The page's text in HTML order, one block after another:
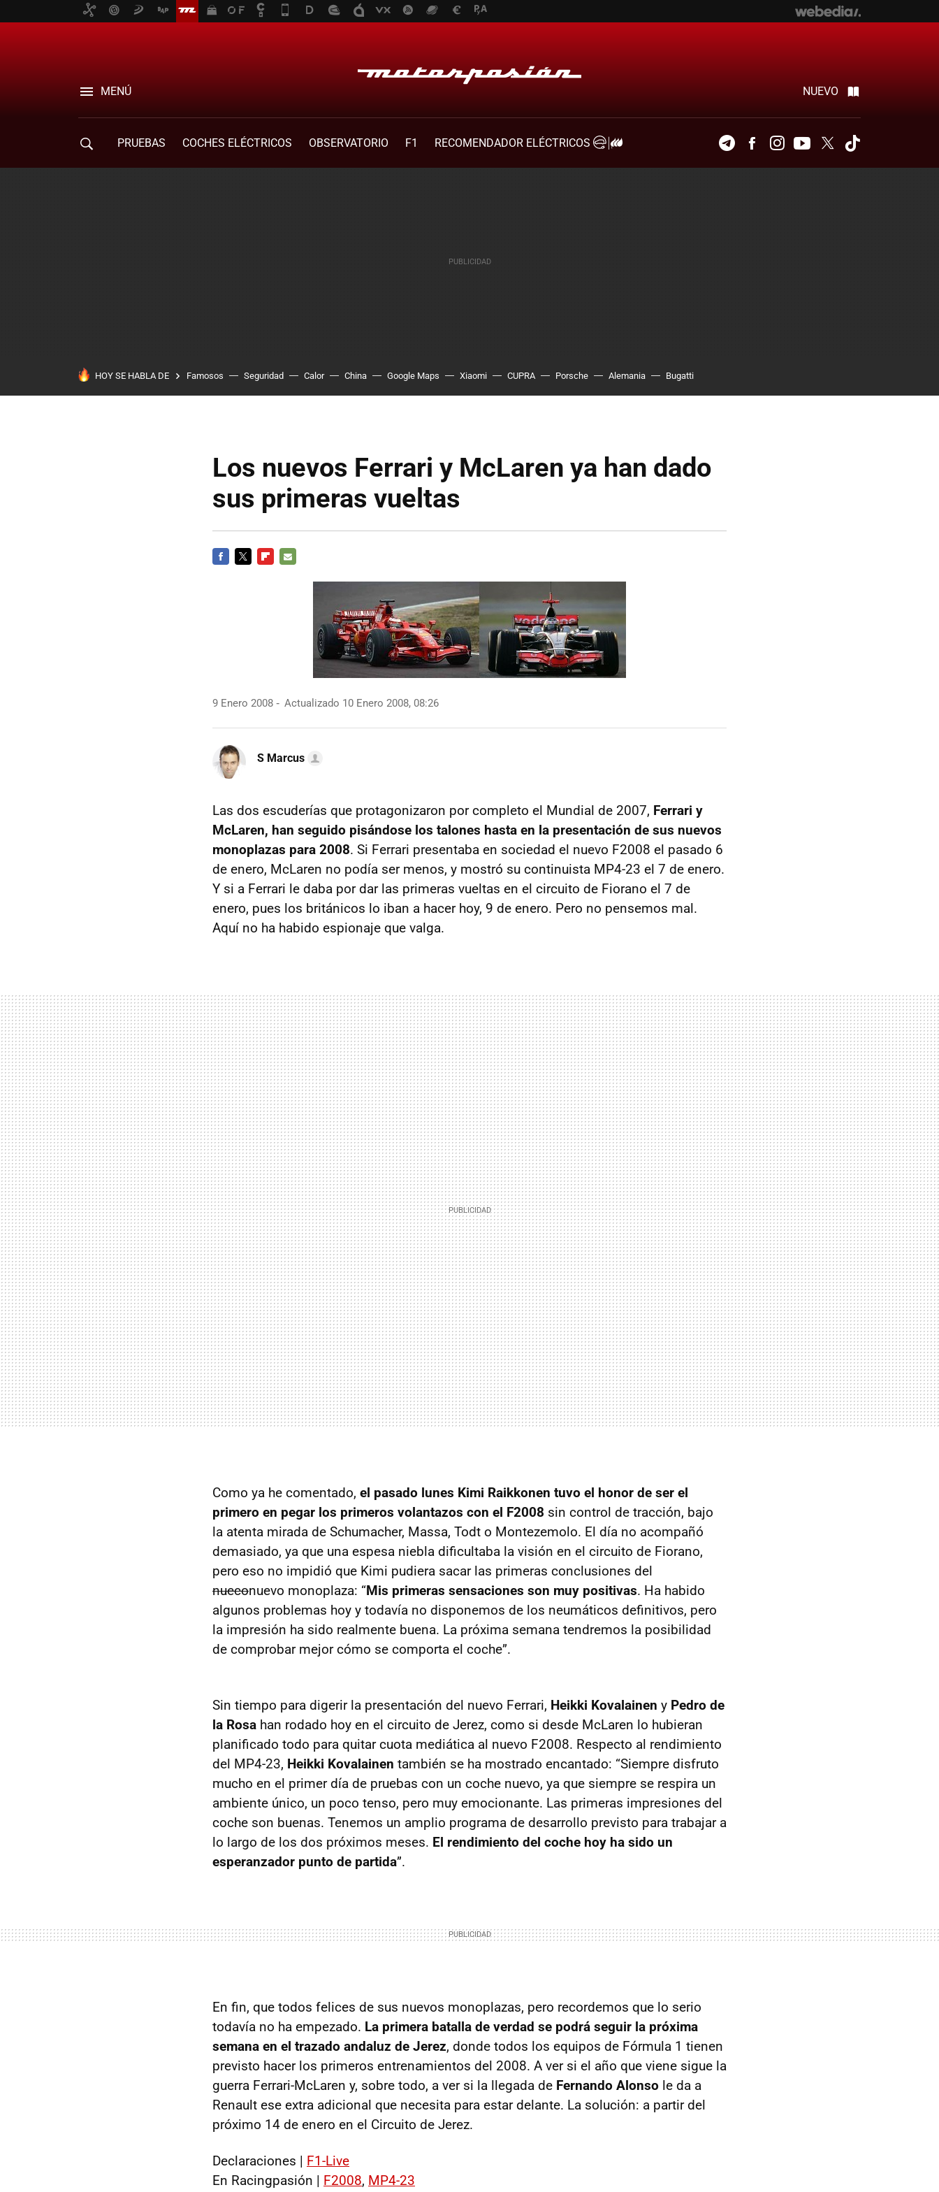
MENÚ NUEVO
PRUEBAS COCHES ELÉCTRICOS OBSERVATORIO F1
RECOMENDADOR ELÉCTRICOS
TelegramFacebookInstagramYoutubeTwitter
HOY SE HABLA DE Famosos Seguridad Calor China Google Maps Xiaomi CUPRA Porsche Alemania Bugatti
Los nuevos Ferrari y McLaren ya han dado
sus primeras vueltas
9 Enero 2008 Actualizado 10 Enero 2008, 08:26
S Marcus
Las dos escuderías que protagonizaron por completo el Mundial de 2007, Ferrari y
McLaren, han seguido pisándose los talones hasta en la presentación de sus nuevos
monoplazas para 2008. Si Ferrari presentaba en sociedad el nuevo F2008 el pasado 6
de enero, McLaren no podía ser menos, y mostró su continuista MP4-23 el 7 de enero.
Y si a Ferrari le daba por dar las primeras vueltas en el circuito de Fiorano el 7 de
enero, pues los británicos lo iban a hacer hoy, 9 de enero. Pero no pensemos mal.
Aquí no ha habido espionaje que valga.
Como ya he comentado, el pasado lunes Kimi Raikkonen tuvo el honor de ser el
primero en pegar los primeros volantazos con el F2008 sin control de tracción, bajo
la atenta mirada de Schumacher, Massa, Todt o Montezemolo. El día no acompañó
demasiado, ya que una espesa niebla dificultaba la visión en el circuito de Fiorano,
pero eso no impidió que Kimi pudiera sacar las primeras conclusiones del
nueconuevo monoplaza: “Mis primeras sensaciones son muy positivas. Ha habido
algunos problemas hoy y todavía no disponemos de los neumáticos definitivos, pero
la impresión ha sido realmente buena. La próxima semana tendremos la posibilidad
de comprobar mejor cómo se comporta el coche”.
Sin tiempo para digerir la presentación del nuevo Ferrari, Heikki Kovalainen y Pedro de
la Rosa han rodado hoy en el circuito de Jerez, como si desde McLaren lo hubieran
planificado todo para quitar cuota mediática al nuevo F2008. Respecto al rendimiento
del MP4-23, Heikki Kovalainen también se ha mostrado encantado: “Siempre disfruto
mucho en el primer día de pruebas con un coche nuevo, ya que siempre se respira un
ambiente único, un poco tenso, pero muy emocionante. Las primeras impresiones del
coche son buenas. Tenemos un amplio programa de desarrollo previsto para trabajar a
lo largo de los dos próximos meses. El rendimiento del coche hoy ha sido un
esperanzador punto de partida”.
En fin, que todos felices de sus nuevos monoplazas, pero recordemos que lo serio
todavía no ha empezado. La primera batalla de verdad se podrá seguir la próxima
semana en el trazado andaluz de Jerez, donde todos los equipos de Fórmula 1 tienen
previsto hacer los primeros entrenamientos del 2008. A ver si el año que viene sigue la
guerra Ferrari-McLaren y, sobre todo, a ver si la llegada de Fernando Alonso le da a
Renault ese extra adicional que necesita para estar delante. La solución: a partir del
próximo 14 de enero en el Circuito de Jerez.
Declaraciones | F1-Live
En Racingpasión | F2008, MP4-23